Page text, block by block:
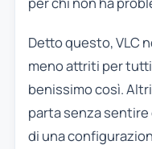
Detto questo, VLC
meno attriti per
benissimo così.
parta senza sentire
di una